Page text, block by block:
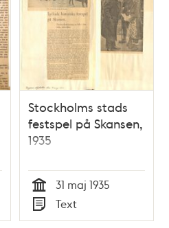
Stockholms stads
festspel på Skansen,
1935
Tid
31 maj 1935
Typ
Text